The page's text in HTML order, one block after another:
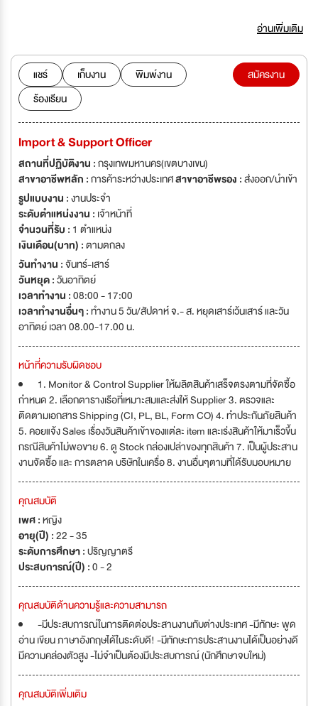
อ่านเพิ่มเติม
แชร์ เก็บงาน
พิมพ์งาน
ร้องเรียน
สมัครงาน
lmport & Support Officer
สถานที่ปฏิบัติงาน :กรุงเทพมหานคร(เขตบางเขน)
สาขาอาชีพหลัก :การค้าระหว่างประเทศสาขาอาชีพรอง :ส่งออก/นำเข้า
รูปแบบงาน :งานประจำ
ระดับตำแหน่งงาน : เจ้าหน้าที่
จำนวนที่รับ : 1 ตำแหน่ง
เงินเดือน(บาท) :ตามตกลง
วันทำงาน :จันทร์-เสาร์
วันหยุด :วันอาทิตย์
เวลาทำงาน :08:00 - 17:00
เวลาทำงานอื่นๆ :ทำงาน 5 วัน/สัปดาห์ จ.- ส. หยุดเสาร์เว้นเสาร์ และวัน
อาทิตย์ เวลา 08.00-17.00 น.
หน้าที่ความรับผิดชอบ
1. Monitor & Control Supplier ให้ผลิตสินค้าเสร็จตรงตามที่จัดซื้อ
กำหนด 2. เลือกตารางเรือที่เหมาะสมและส่งให้ Supplier 3. ตรวจและ
ติดตามเอกสาร Shipping (CI, PL, BL, Form CO) 4. ทำประกันภัยสินค้า
5. คอยแจ้ง Sales เรื่องวันสินค้าเข้าของแต่ละ item และเร่งสินค้าให้มาเร็วขึ้น
กรณีสินค้าไม่พอขาย 6. ดู Stock กล่องเปล่าของทุกสินค้า 7. เป็นผู้ประสาน
งานจัดซื้อ และ การตลาด บริษัทในเครื่อ 8. งานอื่นๆตามที่ได้รับมอบหมาย
คุณสมบัติ
เพศ :หญิง
อายุ(ปี) :22 - 35
ระดับการศึกษา :ปริญญาตรี
ประสบการณ์(ปี) :0 - 2
คุณสมบัติด้านความรู้และความสามารถ
-มีประสบการณ์ในการติดต่อประสานงานกับต่างประเทศ -มีทักษะ พูด
อ่าน เขียน ภาษาอังกฤษได้ในระดับดี! -มีทักษะการประสานงานได้เป็นอย่างดี
มีความคล่องตัวสูง -ไม่จำเป็นต้องมีประสบการณ์ (นักศึกษาจบใหม่)
คุณสมบัติเพิ่มเติม